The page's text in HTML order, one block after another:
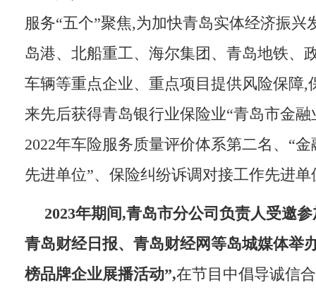
服务“五个”聚焦,为加快青岛实体经济振兴
岛港、北船重工、海尔集团、青岛地铁、
车辆等重点企业、重点项目提供风险保障,
来先后获得青岛银行业保险业“青岛市金
2022年车险服务质量评价体系第二名、“
先进单位”、保险纠纷诉调对接工作先进
2023年期间,青岛市分公司负责人受邀
青岛财经日报、青岛财经网等岛城媒体举
榜品牌企业展播活动”,在节目中倡导诚信